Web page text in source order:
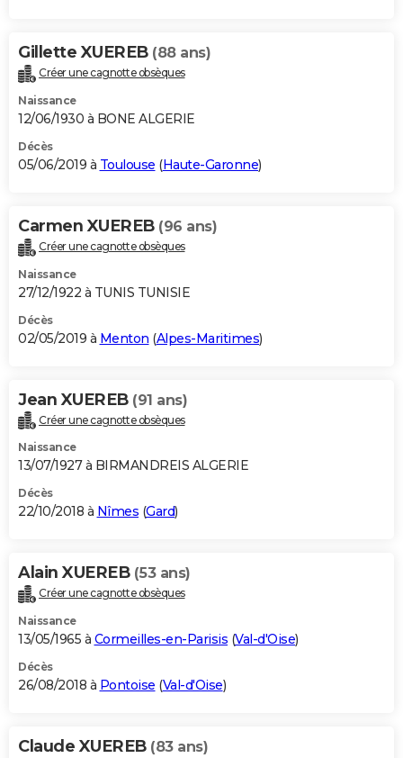
Gillette XUEREB (88 ans)
Créer une cagnotte obsèques
Naissance
12/06/1930 à BONE ALGERIE
Décès
05/06/2019 à Toulouse (Haute-Garonne)
Carmen XUEREB (96 ans)
Créer une cagnotte obsèques
Naissance
27/12/1922 à TUNIS TUNISIE
Décès
02/05/2019 à Menton (Alpes-Maritimes)
Jean XUEREB (91 ans)
Créer une cagnotte obsèques
Naissance
13/07/1927 à BIRMANDREIS ALGERIE
Décès
22/10/2018 à Nîmes (Gard)
Alain XUEREB (53 ans)
Créer une cagnotte obsèques
Naissance
13/05/1965 à Cormeilles-en-Parisis (Val-d'Oise)
Décès
26/08/2018 à Pontoise (Val-d'Oise)
Claude XUEREB (83 ans)